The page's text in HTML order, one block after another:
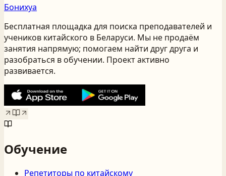
Бонихуа
Бесплатная площадка для поиска преподавателей и
учеников китайского в Беларуси. Мы не продаём
занятия напрямую; помогаем найти друг друга и
разобраться в обучении. Проект активно
развивается.
Обучение
Репетиторы по китайскому